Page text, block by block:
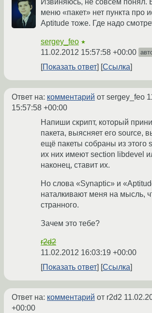
Извиняюсь, не совсем понял.
меню «пакет» нет пункта про
Aptitude тоже. Где надо
sergey_feo ★
11.02.2012 15:57:58 +00:00
Показать ответ Ссылка
Ответ на: комментарий от sergey_feo
15:57:58 +00:00
Напиши скрипт, который
пакета, выясняет его source,
ещё пакеты собраны из этого
их них имеют section libdevel
наконец, ставит их.
Но слова «Synaptic» и
наталкивают меня на мысль,
странного.
Зачем это тебе?
r2d2
11.02.2012 16:03:19 +00:00
Показать ответ
Ссылка
Ответ на: комментарий от r2d2
+00:00